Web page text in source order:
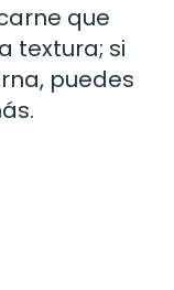
que
textura; si
puedes